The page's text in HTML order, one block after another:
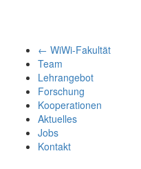
← WiWi-Fakultät
Team
Lehrangebot
Forschung
Kooperationen
Aktuelles
Jobs
Kontakt